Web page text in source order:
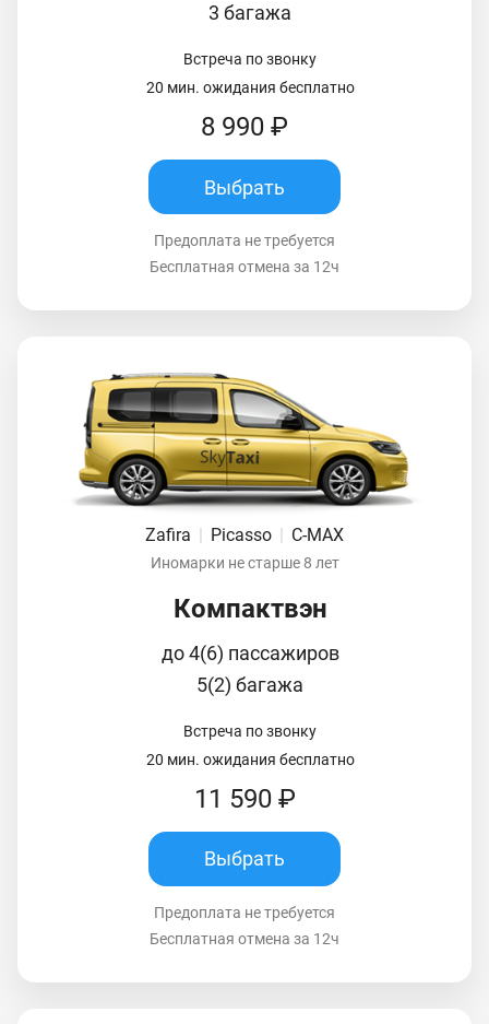
3 багажа
Встреча по звонку
20 мин. ожидания бесплатно
8 990 ₽
Выбрать
Предоплата не требуется
Бесплатная отмена за 12ч
Zafira | Picasso | C-MAX
Иномарки не старше 8 лет
Компактвэн
до 4(6) пассажиров
5(2) багажа
Встреча по звонку
20 мин. ожидания бесплатно
11 590 ₽
Выбрать
Предоплата не требуется
Бесплатная отмена за 12ч